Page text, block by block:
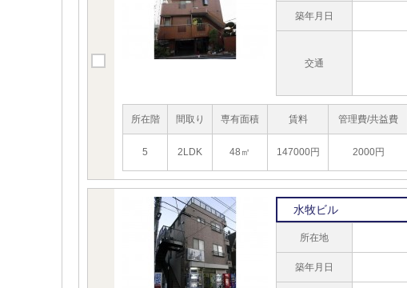
築年月日
交通
所在階 間取り 専有面積 賃料 管理費/共益費
5 2LDK 48㎡ 147000円 2000円
水牧ビル
所在地
築年月日